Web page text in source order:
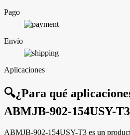
Pago
Envío
Aplicaciones
🔍¿Para qué
ABMJB-902-154USY-
ABMJB-902-154USY-T3 es un